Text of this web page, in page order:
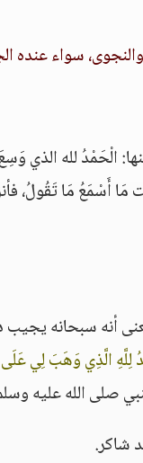
سواء عنده
الْحَمْدُ لله الذي
مَا أَسْمَعُ مَا تَقُولُ،
أنه سبحانه
لِلَّهِ الَّذِي وَهَبَ لِي
شاكر.